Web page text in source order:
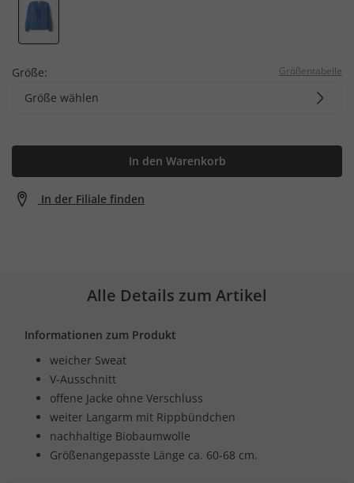
Größe: Größentabelle
Größe wählen
In den Warenkorb
In der Filiale finden
Alle Details zum Artikel
Informationen zum Produkt
weicher Sweat
V-Ausschnitt
offene Jacke ohne Verschluss
weiter Langarm mit Rippbündchen
nachhaltige Biobaumwolle
Größenangepasste Länge ca. 60-68 cm.